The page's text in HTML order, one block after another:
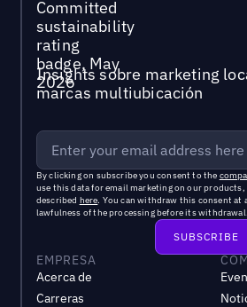
Insights sobre marketing
marcas multiubicación
By clicking on subscribe you consent to the
use this data for email marketing on our
described here. You can withdraw this consent
lawfulness of the processing before its withdrawal.
EMPRESA
Acerca de
Carreras